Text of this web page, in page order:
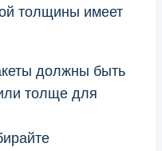
толщины имеет
должны быть
толще для